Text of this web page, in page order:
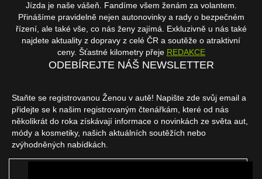
Jízda je naše vášeň. Fandíme všem ženám za volantem.
Přinášíme pravidelně nejen autonovinky a rady o bezpečném
řízení, ale také vše, co nás ženy zajímá. Exkluzivně u nás také
najdete aktuality z dopravy z celé ČR a soutěže o atraktivní
ceny. Šťastné kilometry přeje REDAKCE
ODEBÍREJTE NÁŠ NEWSLETTER
Staňte se registrovanou Ženou v autě! Napište zde svůj email a
přidejte se k našim registrovaným čtenářkám, které od nás
několikrát do roka získávají informace o novinkách ze světa aut,
módy a kosmetiky, našich aktuálních soutěžích nebo
zvýhodněných nabídkách.